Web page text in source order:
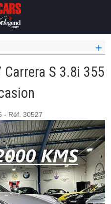
+
Carrera S 3.8i 355
- Réf. 30527